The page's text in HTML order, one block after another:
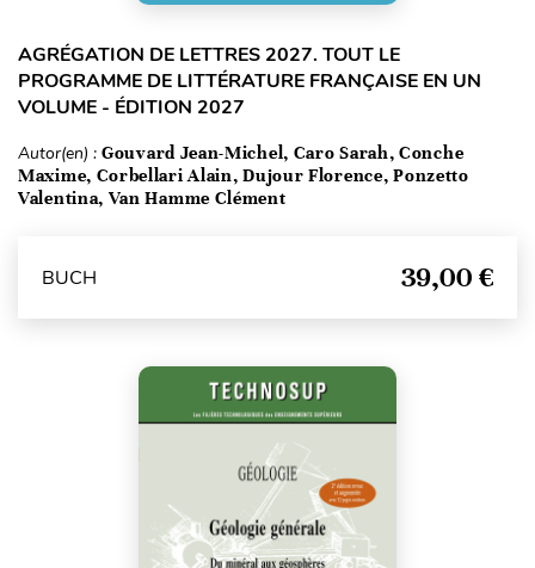
AGRÉGATION DE LETTRES 2027. TOUT LE
PROGRAMME DE LITTÉRATURE FRANÇAISE EN UN
VOLUME - ÉDITION 2027
Autor(en) : Gouvard Jean-Michel, Caro Sarah, Conche
Maxime, Corbellari Alain, Dujour Florence, Ponzetto
Valentina, Van Hamme Clément
BUCH 39,00 €